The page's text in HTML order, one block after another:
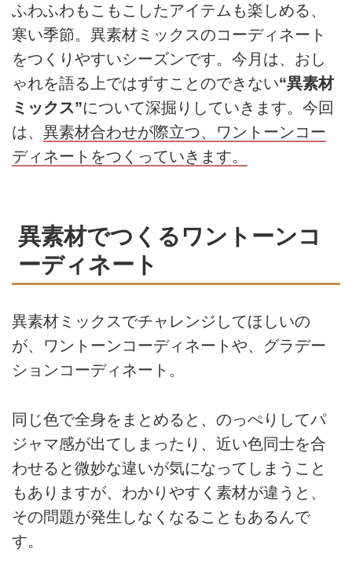
ふわふわもこもこしたアイテムも楽しめる、
寒い季節。異素材ミックスのコーディネート
をつくりやすいシーズンです。今月は、おし
ゃれを語る上ではずすことのできない“異素材
ミックス”について深掘りしていきます。今回
は、 異素材合わせが際立つ、ワントーンコー
ディネートをつくっていきます。
異素材でつくるワントーンコ
ーディネート
異素材ミックスでチャレンジしてほしいの
が、ワントーンコーディネートや、グラデー
ションコーディネート。
同じ色で全身をまとめると、のっぺりしてパ
ジャマ感が出てしまったり、近い色同士を合
わせると微妙な違いが気になってしまうこと
もありますが、わかりやすく素材が違うと、
その問題が発生しなくなることもあるんで
す。